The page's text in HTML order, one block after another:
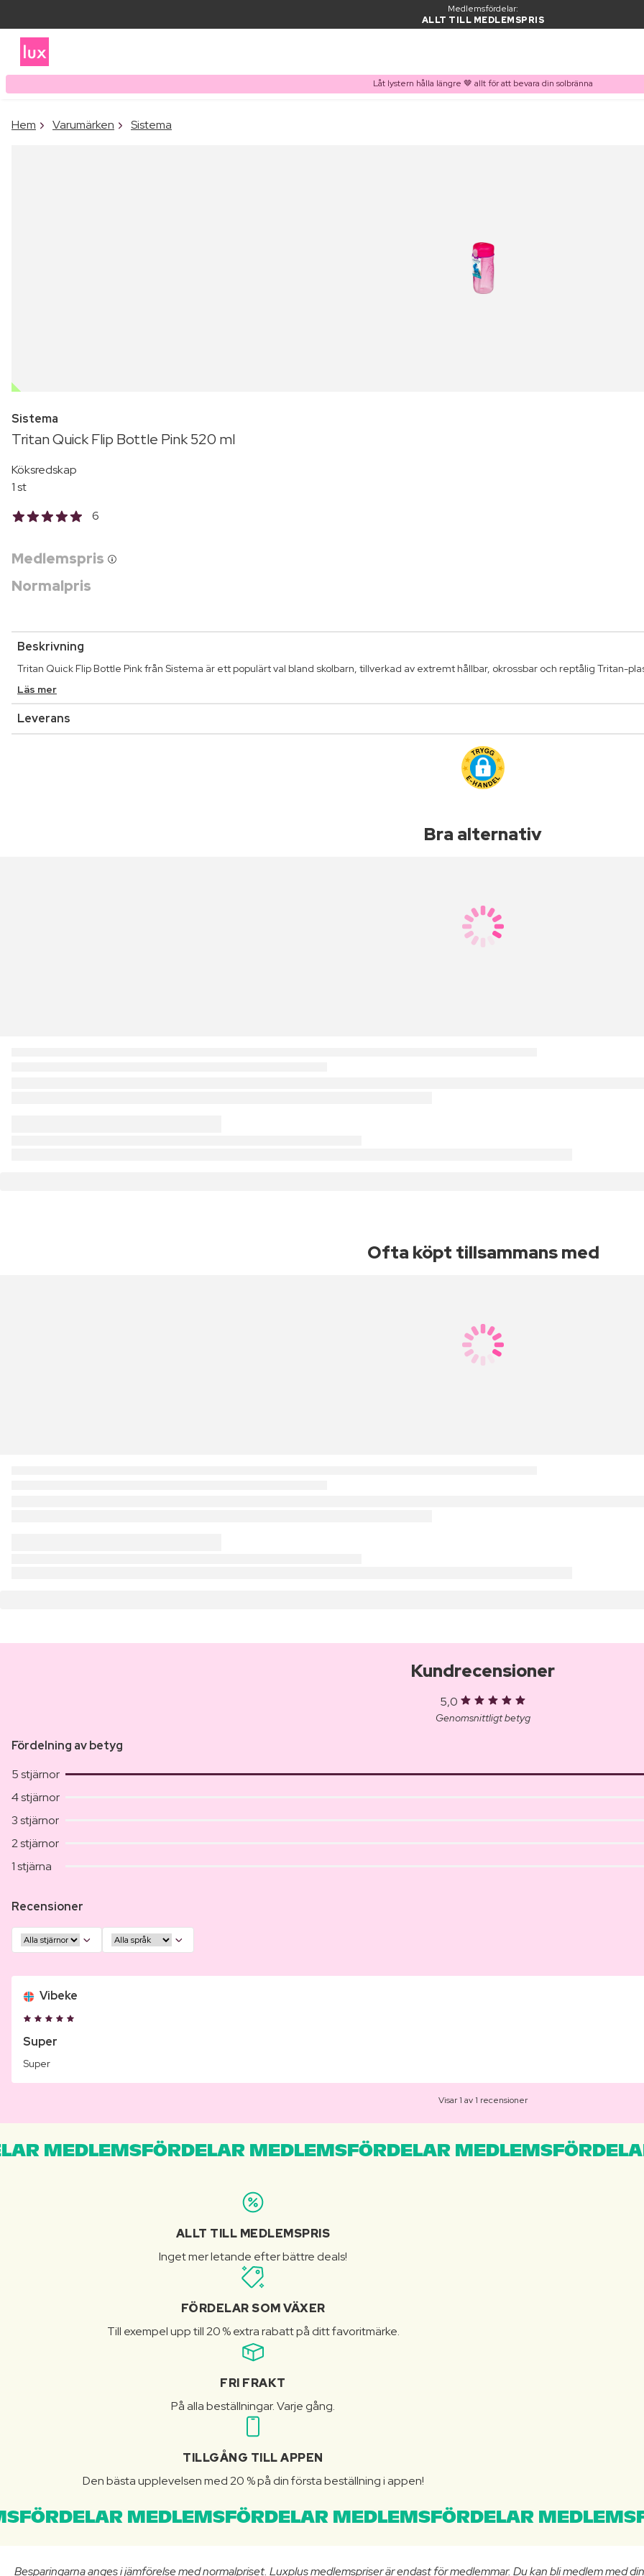
Medlemsfördelar:
ALLT TILL MEDLEMSPRIS
Låt lystern hålla längre 🤎 allt för att bevara din solbränna
Hem Varumärken Sistema
OUTLET
Sistema
Tritan Quick Flip Bottle Pink 520 ml
Köksredskap
1 st
6
Medlemspris
Normalpris
Beskrivning
Tritan Quick Flip Bottle Pink från Sistema är ett populärt val bland skolbarn, tillverkad av extremt hållbar, okrossbar och reptålig Tritan-
Läs mer
Leverans
Bra alternativ
Ofta köpt tillsammans med
Kundrecensioner
5,0
Genomsnittligt betyg
Fördelning av betyg
5 stjärnor
4 stjärnor
3 stjärnor
2 stjärnor
1 stjärna
Recensioner
Vibeke
Super
Super
Visar 1 av 1 recensioner
MEDLEMSFÖRDELAR MEDLEMSFÖRDELAR
ALLT TILL MEDLEMSPRIS
Inget mer letande efter bättre deals!
FÖRDELAR SOM VÄXER
Till exempel upp till 20 % extra rabatt på ditt favoritmärke.
FRI FRAKT
På alla beställningar. Varje gång.
TILLGÅNG TILL APPEN
Den bästa upplevelsen med 20 % på din första beställning i appen!
MEDLEMSFÖRDELAR MEDLEMSFÖRDELAR
Besparingarna anges i jämförelse med normalpriset. Luxplus medlemspriser är endast för medlemmar. Du kan bli medlem med